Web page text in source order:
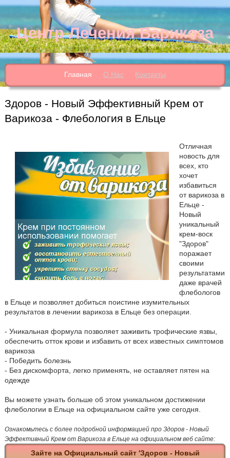
Центр Лечения Варикоза
Главная О Нас Контакты
Здоров - Новый Эффективный Крем от
Варикоза - Флебология в Ельце
Отличная
новость для
всех, кто
хочет
избавиться
от варикоза в
Ельце -
Новый
уникальный
крем-воск
"Здоров"
поражает
своими
результатами
даже врачей
флебологов
в Ельце и позволяет добиться поистине изумительных
результатов в лечении варикоза в Ельце без операции.
- Уникальная формула позволяет заживить трофические язвы,
обеспечить отток крови и избавить от всех известных симптомов
варикоза
- Победить болезнь
- Без дискомфорта, легко применять, не оставляет пятен на
одежде
Вы можете узнать больше об этом уникальном достижении
флебологии в Ельце на официальном сайте уже сегодня.
Ознакомьтесь с более подробной информацией про Здоров - Новый
Эффективный Крем от Варикоза в Ельце на официальном веб сайте:
Зайте на Официальный сайт 'Здоров - Новый